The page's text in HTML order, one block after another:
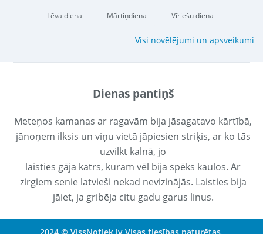
Tēva diena Mārtiņdiena Vīriešu diena
Visi novēlējumi un apsveikumi
Dienas pantiņš
Meteņos kamanas ar ragavām bija jāsagatavo kārtībā,
jānoņem ilksis un viņu vietā jāpiesien striķis, ar ko tās
uzvilkt kalnā, jo
laisties gāja katrs, kuram vēl bija spēks kaulos. Ar
zirgiem senie latvieši nekad nevizinājās. Laisties bija
jāiet, ja gribēja citu gadu garus linus.
2024 © VissNotiek.lv Visas tiesības paturētas.